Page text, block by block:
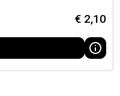
op de verpakking.
€ 2,10